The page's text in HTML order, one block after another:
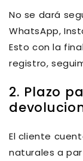
No se dará
WhatsApp,
Esto con la
registro,
2. Plazo
El cliente
naturales a